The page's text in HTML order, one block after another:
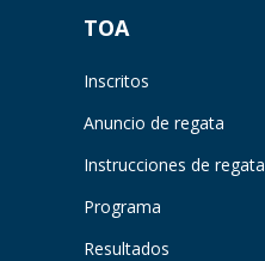
TOA
Inscritos
Anuncio de regata
Instrucciones de regata
Programa
Resultados